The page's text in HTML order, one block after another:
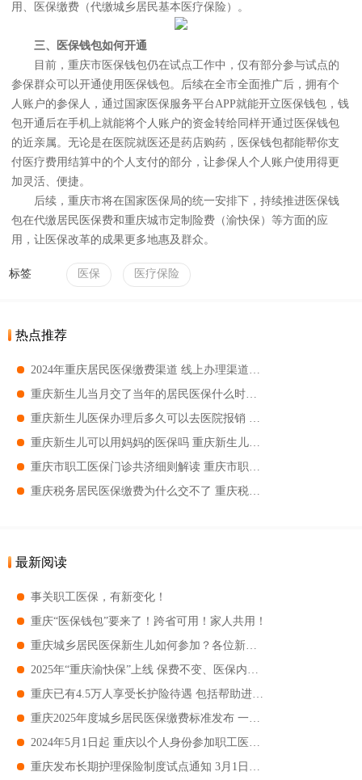
用、医保缴费（代缴城乡居民基本医疗保险）。
三、医保钱包如何开通
目前，重庆市医保钱包仍在试点工作中，仅有部分参与试点的
参保群众可以开通使用医保钱包。后续在全市全面推广后，拥有个
人账户的参保人，通过国家医保服务平台APP就能开立医保钱包，钱
包开通后在手机上就能将个人账户的资金转给同样开通过医保钱包
的近亲属。无论是在医院就医还是药店购药，医保钱包都能帮你支
付医疗费用结算中的个人支付的部分，让参保人个人账户使用得更
加灵活、便捷。
后续，重庆市将在国家医保局的统一安排下，持续推进医保钱
包在代缴居民医保费和重庆城市定制险费（渝快保）等方面的应
用，让医保改革的成果更多地惠及群众。
标签 医保 医疗保险
热点推荐
最新阅读
事关职工医保，有新变化！
重庆“医保钱包”要来了！跨省可用！家人共用！